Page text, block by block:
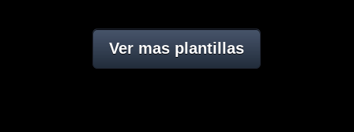
Ver mas plantillas